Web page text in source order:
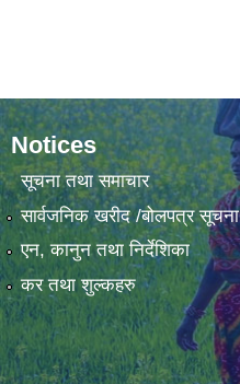
Notices
सूचना तथा समाचार
सार्वजनिक खरीद /बोलपत्र सूचना
एन, कानुन तथा निर्देशिका
कर तथा शुल्कहरु